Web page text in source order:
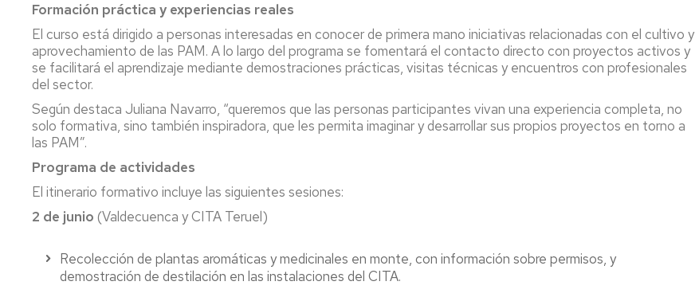
Formación práctica y experiencias reales
El curso está dirigido a personas interesadas en conocer de primera mano iniciativas relacionadas con el cultivo y
aprovechamiento de las PAM. A lo largo del programa se fomentará el contacto directo con proyectos activos y
se facilitará el aprendizaje mediante demostraciones prácticas, visitas técnicas y encuentros con profesionales
del sector.
Según destaca Juliana Navarro, “queremos que las personas participantes vivan una experiencia completa, no
solo formativa, sino también inspiradora, que les permita imaginar y desarrollar sus propios proyectos en torno a
las PAM”.
Programa de actividades
El itinerario formativo incluye las siguientes sesiones:
2 de junio (Valdecuenca y CITA Teruel)
Recolección de plantas aromáticas y medicinales en monte, con información sobre permisos, y
demostración de destilación en las instalaciones del CITA.